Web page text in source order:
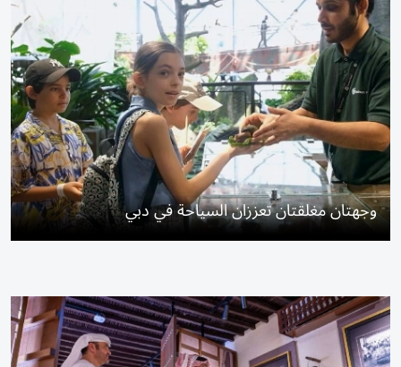
وجهتان مغلقتان تعززان السياحة في دبي